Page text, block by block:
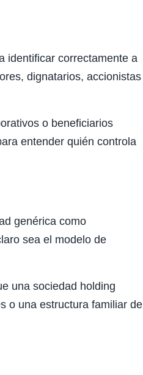
identificar correctamente a
dignatarios, accionistas
o beneficiarios
entender quién controla
genérica como
sea el modelo de
una sociedad holding
o una estructura familiar de